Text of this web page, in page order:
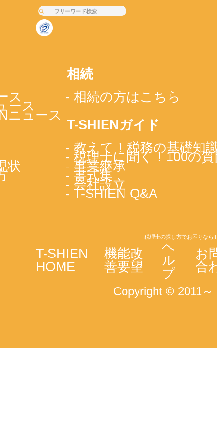
ス
ース
ニュース
状
相続
- 相続の方はこちら
T-SHIENガイド
- 教えて！税務の基礎知
- 税理士に聞く！100の
- 事業継承
- 書式集
- 会社設立
- T-SHIEN Q&A
税理士の探し方でお困りなら
T-SHIEN
HOME
機能改
善要望
ヘ
ル
プ
お
合
Copyright © 2011